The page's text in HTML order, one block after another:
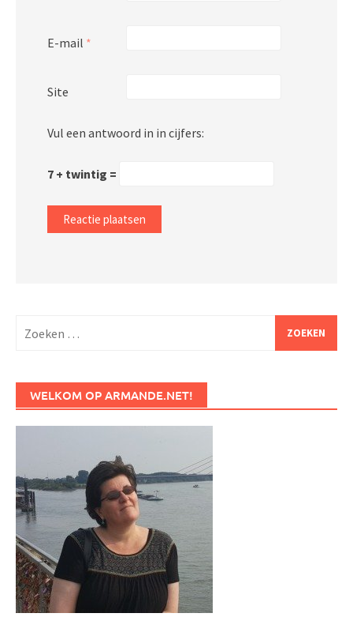
E-mail *
Site
Vul een antwoord in in cijfers:
7 + twintig =
naar:
WELKOM OP ARMANDE.NET!